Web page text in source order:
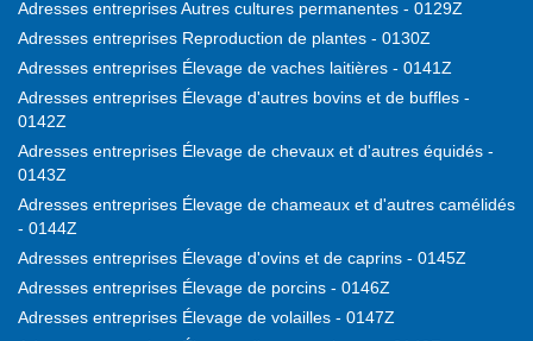
Adresses entreprises Autres cultures permanentes - 0129Z
Adresses entreprises Reproduction de plantes - 0130Z
Adresses entreprises Élevage de vaches laitières - 0141Z
Adresses entreprises Élevage d'autres bovins et de buffles -
0142Z
Adresses entreprises Élevage de chevaux et d'autres équidés -
0143Z
Adresses entreprises Élevage de chameaux et d'autres camélidés
- 0144Z
Adresses entreprises Élevage d'ovins et de caprins - 0145Z
Adresses entreprises Élevage de porcins - 0146Z
Adresses entreprises Élevage de volailles - 0147Z